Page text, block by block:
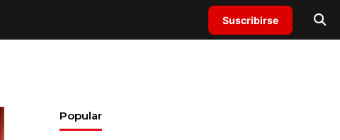
Suscribirse
Popular